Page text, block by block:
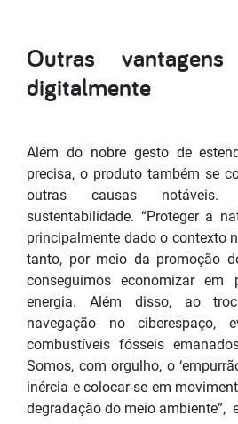
Outras
digitalmente
Além do nobre gesto de
precisa, o produto também se
outras causas
sustentabilidade. “Proteger a
principalmente dado o contexto
tanto, por meio da promoção
conseguimos economizar
energia. Além disso, ao
navegação no ciberespaço,
combustíveis fósseis
Somos, com orgulho, o
inércia e colocar-se em
degradação do meio ambiente”,